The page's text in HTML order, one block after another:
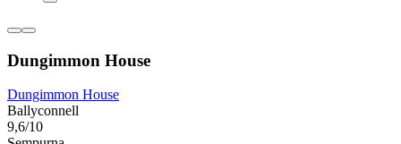
Dungimmon House
Dungimmon House
Ballyconnell
9,6/10